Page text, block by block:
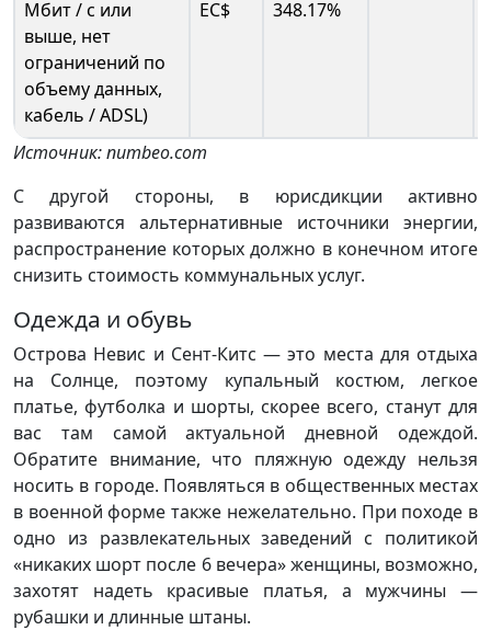
Мбит / с или
выше, нет
ограничений по
объему данных,
кабель / ADSL)
EC$
348.17%
Источник: numbeo.com
С другой стороны, в юрисдикции активно
развиваются альтернативные источники энергии,
распространение которых должно в конечном итоге
снизить стоимость коммунальных услуг.
Одежда и обувь
Острова Невис и Сент-Китс — это места для отдыха
на Солнце, поэтому купальный костюм, легкое
платье, футболка и шорты, скорее всего, станут для
вас там самой актуальной дневной одеждой.
Обратите внимание, что пляжную одежду нельзя
носить в городе. Появляться в общественных местах
в военной форме также нежелательно. При походе в
одно из развлекательных заведений с политикой
«никаких шорт после 6 вечера» женщины, возможно,
захотят надеть красивые платья, а мужчины —
рубашки и длинные штаны.